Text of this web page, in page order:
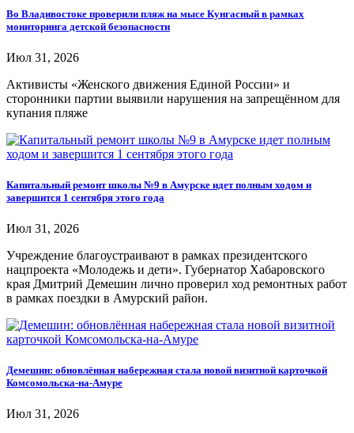
Во Владивостоке проверили пляж на мысе Кунгасный в рамках
мониторинга детской безопасности
Июл 31, 2026
Активисты «Женского движения Единой России» и
сторонники партии выявили нарушения на запрещённом для
купания пляже
Капитальный ремонт школы №9 в Амурске идет полным ходом и
завершится 1 сентября этого года
Июл 31, 2026
Учреждение благоустраивают в рамках президентского
нацпроекта «Молодежь и дети». Губернатор Хабаровского
края Дмитрий Демешин лично проверил ход ремонтных работ
в рамках поездки в Амурский район.
Демешин: обновлённая набережная стала новой визитной карточкой
Комсомольска-на-Амуре
Июл 31, 2026